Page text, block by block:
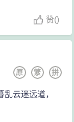
赞()
拼
繁
原
云迷远道，